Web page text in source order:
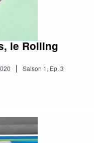
le Rolling
| Saison 1, Ep. 3